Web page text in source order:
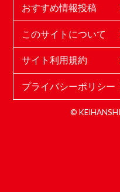
おすすめ情報投稿
このサイトについて
サイト利用規約
プライバシーポリシー
©